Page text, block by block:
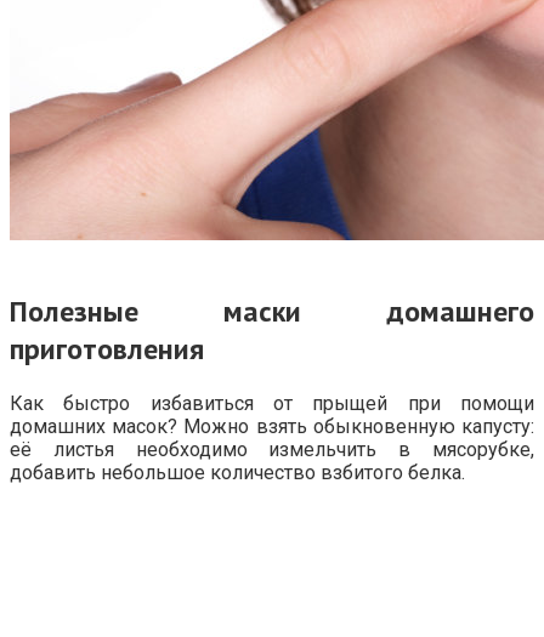
Полезные маски домашнего
приготовления
Как быстро избавиться от прыщей при помощи
домашних масок? Можно взять обыкновенную капусту:
её листья необходимо измельчить в мясорубке,
добавить небольшое количество взбитого белка.